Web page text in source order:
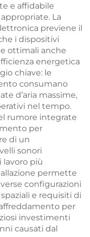
e affidabile
La
previene il
i dispositivi
ottimali anche
energetica
chiave: le
consumano
d’aria massime,
nel tempo.
rumore integrate
per
di un
sonori
più
permette
configurazioni
e requisiti di
per
investimenti
causati dal